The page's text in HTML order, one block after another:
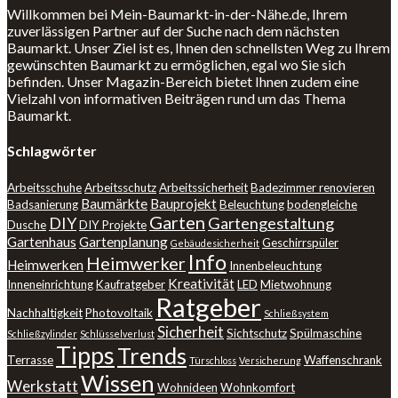
Willkommen bei Mein-Baumarkt-in-der-Nähe.de, Ihrem
zuverlässigen Partner auf der Suche nach dem nächsten
Baumarkt. Unser Ziel ist es, Ihnen den schnellsten Weg zu Ihrem
gewünschten Baumarkt zu ermöglichen, egal wo Sie sich
befinden. Unser Magazin-Bereich bietet Ihnen zudem eine
Vielzahl von informativen Beiträgen rund um das Thema
Baumarkt.
Schlagwörter
ArbeitsschuheArbeitsschutzArbeitssicherheitBadezimmer renovieren
Badsanierung Baumärkte BauprojektBeleuchtungbodengleiche
Dusche DIYDIY Projekte Garten Gartengestaltung
Gartenhaus Gartenplanung Gebäudesicherheit Geschirrspüler
Heimwerken Heimwerker Info Innenbeleuchtung
InneneinrichtungKaufratgeber KreativitätLED Mietwohnung
NachhaltigkeitPhotovoltaik Ratgeber Schließsystem
Schließzylinder Schlüsselverlust Sicherheit SichtschutzSpülmaschine
Terrasse TippsTrends Türschloss Versicherung Waffenschrank
WerkstattWissen Wohnideen Wohnkomfort